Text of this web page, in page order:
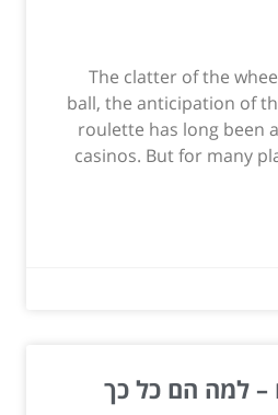
The clatter of the
ball, the anticipation of
roulette has long been
casinos. But for many
– למה הם כל כך